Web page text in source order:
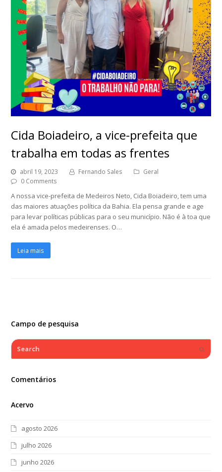
Cida Boiadeiro, a vice-prefeita que
trabalha em todas as frentes
abril 19, 2023 Fernando Sales
Geral
0 Comments
A nossa vice-prefeita de Medeiros Neto, Cida Boiadeiro, tem uma
das maiores atuações política da Bahia. Ela pensa grande e age
para levar políticas públicas para o seu município. Não é à toa que
ela é amada pelos medeirenses. O…
Leia mais
Campo de pesquisa
Search
Comentários
Acervo
agosto 2026
julho 2026
junho 2026